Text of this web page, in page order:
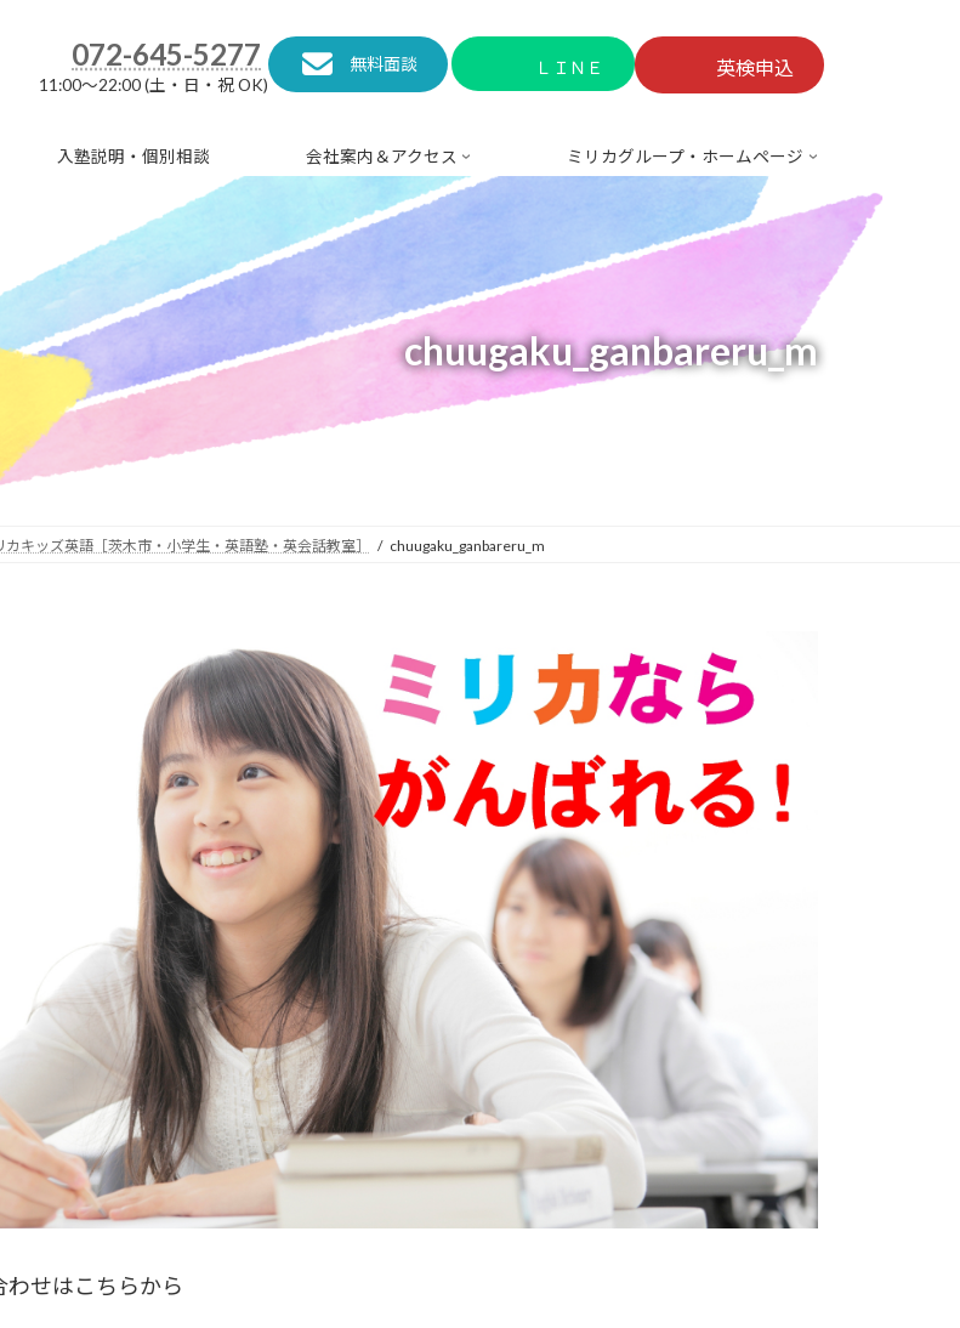
072-645-5277
11:00～22:00 (土・日・祝 OK)
無料面談 ＬＩＮＥ 英検申込
入塾説明・個別相談 会社案内＆アクセス ミリカグループ・ホームページ
chuugaku_ganbareru_m
ッズ英語［茨木市・小学生・英語塾・英会話教室］ chuugaku_ganbareru_m
わせはこちらから